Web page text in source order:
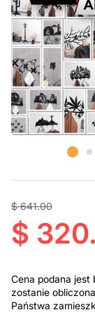
$ 641.00
$
Cena podana
zostanie
Państwa